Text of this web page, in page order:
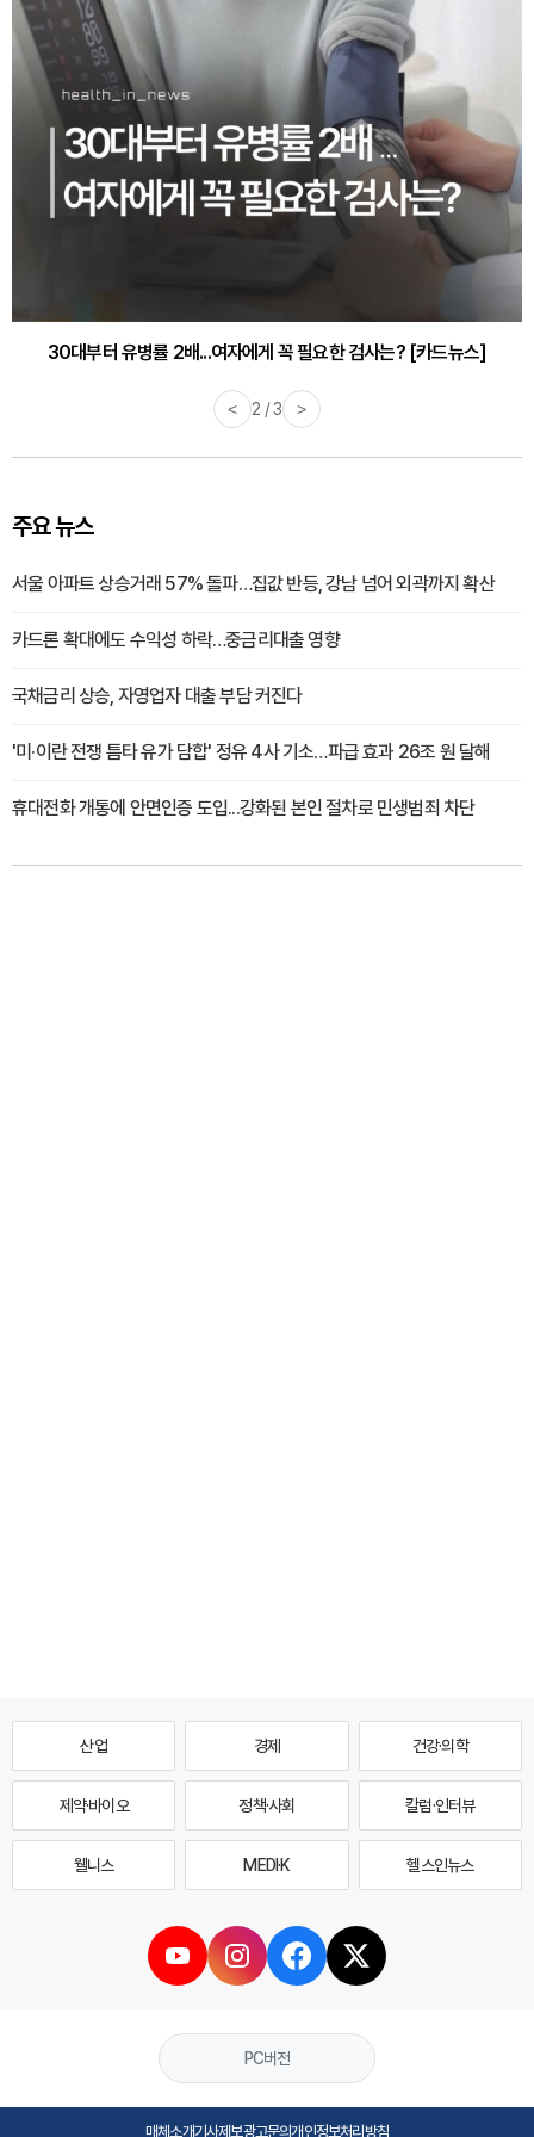
감기·독감 예방하고 면역력 높이는 4가지 영양제 [카드뉴스]
< 3 / 3 >
주요 뉴스
서울 아파트 상승거래 57% 돌파…집값 반등, 강남 넘어 외곽까지 확산
카드론 확대에도 수익성 하락…중금리대출 영향
국채금리 상승, 자영업자 대출 부담 커진다
'미·이란 전쟁 틈타 유가 담합' 정유 4사 기소…파급 효과 26조 원 달해
휴대전화 개통에 안면인증 도입...강화된 본인 절차로 민생범죄 차단
산업 경제 건강·의학
제약·바이오 정책·사회 칼럼·인터뷰
웰니스 MEDI·K 헬스인뉴스
PC버전
매체소개기사제보광고문의개인정보처리방침